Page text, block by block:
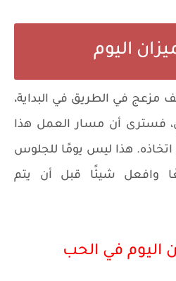
اليوم
مزعج في الطريق في البداية،
فسترى أن مسار العمل هذا
اتخاذه. هذا ليس يومًا للجلوس
وافعل شيئًا قبل أن يتم
اليوم في الحب